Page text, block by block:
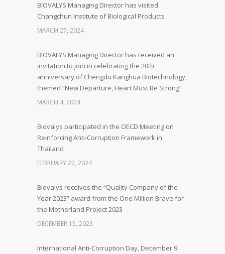
BIOVALYS Managing Director has visited
Changchun Institute of Biological Products
MARCH 27, 2024
BIOVALYS Managing Director has received an
invitation to join in celebrating the 20th
anniversary of Chengdu Kanghua Biotechnology,
themed “New Departure, Heart Must Be Strong”
MARCH 4, 2024
Biovalys participated in the OECD Meeting on
Reinforcing Anti-Corruption Framework in
Thailand
FEBRUARY 22, 2024
Biovalys receives the “Quality Company of the
Year 2023” award from the One Million Brave for
the Motherland Project 2023
DECEMBER 15, 2023
International Anti-Corruption Day, December 9: